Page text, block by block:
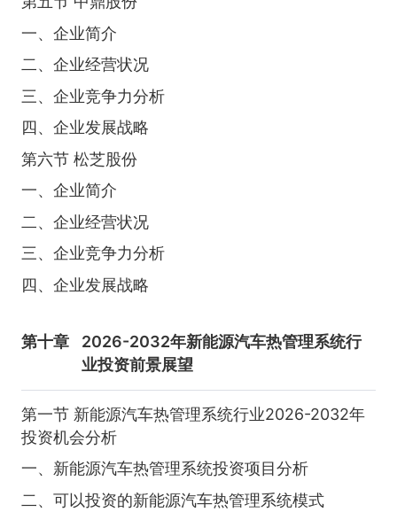
一、企业简介
二、企业经营状况
三、企业竞争力分析
四、企业发展战略
第六节 松芝股份
一、企业简介
二、企业经营状况
三、企业竞争力分析
四、企业发展战略
第十章
2026-2032年新能源汽车热管理系统行
业投资前景展望
第一节 新能源汽车热管理系统行业2026-2032年
投资机会分析
一、新能源汽车热管理系统投资项目分析
二、可以投资的新能源汽车热管理系统模式